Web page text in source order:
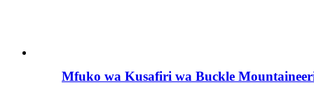
Mfuko wa Kusafiri wa Buckle